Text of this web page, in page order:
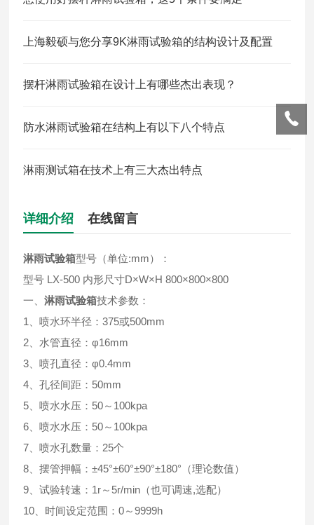
上海毅硕与您分享9K淋雨试验箱的结构设计及配置
摆杆淋雨试验箱在设计上有哪些杰出表现？
防水淋雨试验箱在结构上有以下八个特点
淋雨测试箱在技术上有三大杰出特点
详细介绍 在线留言
淋雨试验箱型号（单位:mm）：
型号 LX-500 内形尺寸D×W×H 800×800×800
一、淋雨试验箱技术参数：
1、喷水环半径：375或500mm
2、水管直径：φ16mm
3、喷孔直径：φ0.4mm
4、孔径间距：50mm
5、喷水水压：50～100kpa
6、喷水水压：50～100kpa
7、喷水孔数量：25个
8、摆管押幅：±45°±60°±90°±180°（理论数值）
9、试验转速：1r～5r/min（也可调速,选配）
10、时间设定范围：0～9999h